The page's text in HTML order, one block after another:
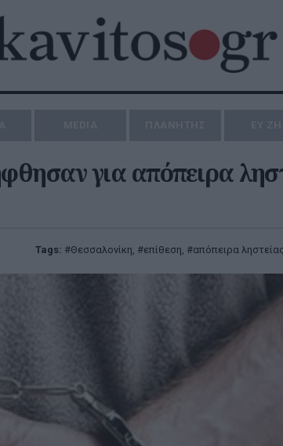
για απόπειρα
Tags: Θεσσαλονίκη, επίθεση, απόπειρα ληστείας